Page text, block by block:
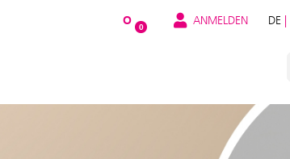
O 0 ANMELDEN DE |